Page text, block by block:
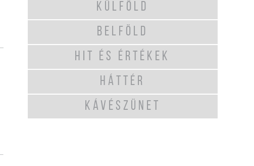
KÜLFÖLD
BELFÖLD
HIT ÉS ÉRTÉKEK
HÁTTÉR
KÁVÉSZÜNET